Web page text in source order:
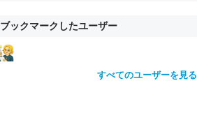
ブックマークしたユーザー
すべてのユーザーを見る